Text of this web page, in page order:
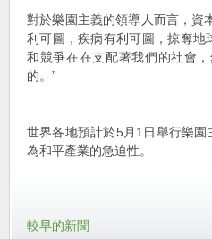
對於樂園主義的領導人而言，資
利可圖，疾病有利可圖，掠奪
和競爭在在支配著我們的社會
的。”
世界各地預計於5月1日舉行樂
為和平產業的急迫性。
較早的新聞